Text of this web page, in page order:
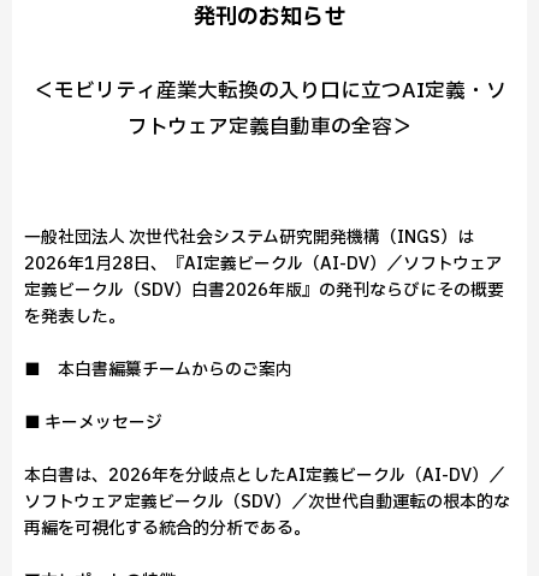
発刊のお知らせ
＜モビリティ産業大転換の入り口に立つAI定義・ソ
フトウェア定義自動車の全容＞
一般社団法人 次世代社会システム研究開発機構（INGS）は
2026年1月28日、『AI定義ビークル（AI-DV）／ソフトウェア
定義ビークル（SDV）白書2026年版』の発刊ならびにその概要
を発表した。
■ 本白書編纂チームからのご案内
■ キーメッセージ
本白書は、2026年を分岐点としたAI定義ビークル（AI-DV）／
ソフトウェア定義ビークル（SDV）／次世代自動運転の根本的な
再編を可視化する統合的分析である。